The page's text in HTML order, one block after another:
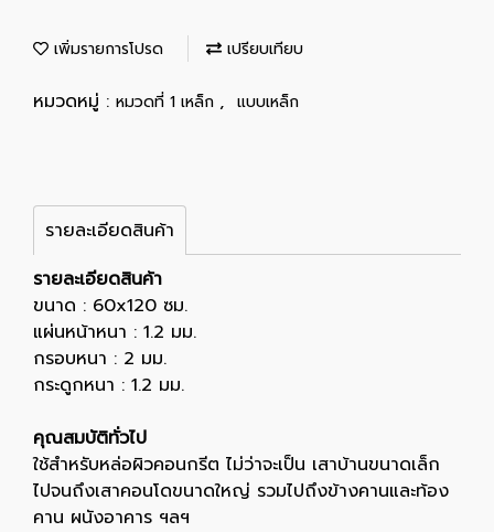
เพิ่มรายการโปรด เปรียบเทียบ
หมวดหมู่ : หมวดที่ 1 เหล็ก , แบบเหล็ก
รายละเอียดสินค้า
รายละเอียดสินค้า
ขนาด : 60x120 ซม.
แผ่นหน้าหนา : 1.2 มม.
กรอบหนา : 2 มม.
กระดูกหนา : 1.2 มม.
คุณสมบัติทั่วไป
ใช้สำหรับหล่อผิวคอนกรีต ไม่ว่าจะเป็น เสาบ้านขนาดเล็ก
ไปจนถึงเสาคอนโดขนาดใหญ่ รวมไปถึงข้างคานและท้อง
คาน ผนังอาคาร ฯลฯ